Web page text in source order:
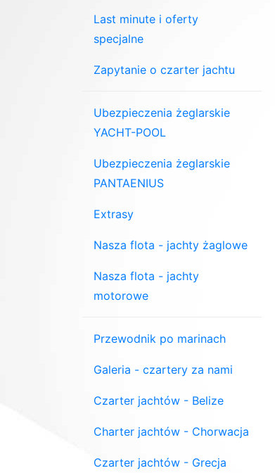
Last minute i oferty
specjalne
Zapytanie o czarter jachtu
Ubezpieczenia żeglarskie
YACHT-POOL
Ubezpieczenia żeglarskie
PANTAENIUS
Extrasy
Nasza flota - jachty żaglowe
Nasza flota - jachty
motorowe
Przewodnik po marinach
Galeria - czartery za nami
Czarter jachtów - Belize
Charter jachtów - Chorwacja
Czarter jachtów - Grecja